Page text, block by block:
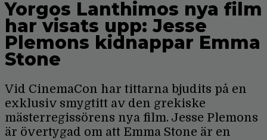
Yorgos Lanthimos nya film
har visats upp: Jesse
Plemons kidnappar Emma
Stone
Vid CinemaCon har tittarna bjudits på en
exklusiv smygtitt av den grekiske
mästerregissörens nya film. Jesse Plemons
är övertygad om att Emma Stone är en